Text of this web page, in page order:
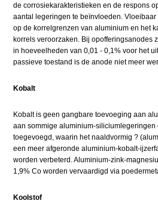
de corrosiekarakteristieken en de respons
aantal legeringen te beïnvloeden.
op de korrelgrenzen van aluminium en het
korrels veroorzaken. Bij opofferingsanodes
in hoeveelheden van 0,01 - 0,1% voor het
passieve toestand is de anode niet meer
Kobalt
Kobalt is geen gangbare toevoeging aan
aan sommige aluminium-siliciumlegeringen
toegevoegd, waarin het naaldvormig ?
een meer afgeronde aluminium-kobalt-
worden verbeterd. Aluminium-zink-
1,9% Co worden vervaardigd via
Koolstof